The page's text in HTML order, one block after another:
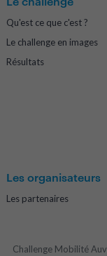
Qu'est ce que c'est ?
Le challenge en images
Résultats
Les organisateurs
Les partenaires
Challenge Mobilité